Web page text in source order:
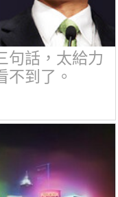
句話，太給力
不到了。